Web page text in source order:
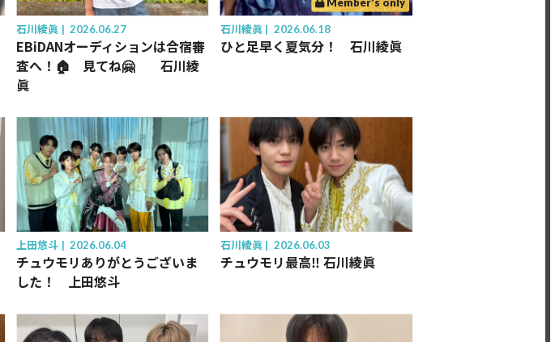
石川綾眞 2026.06.27
EBiDANオーディションは合宿審
査へ！🏠 見てね🤗 石川綾
眞
石川綾眞 2026.06.18
ひと足早く夏気分！ 石川綾眞
上田悠斗 2026.06.04
チュウモリありがとうございま
した！ 上田悠斗
石川綾眞 2026.06.03
チュウモリ最高‼️ 石川綾眞